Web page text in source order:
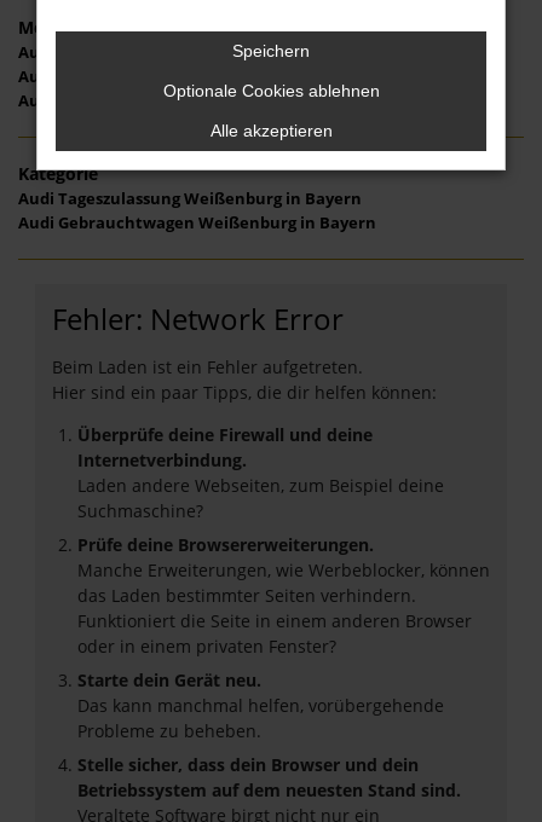
Modelle
Audi A3 Weißenburg in Bayern
Audi A4 Weißenburg in Bayern
Audi Q2 Weißenburg in Bayern
Kategorie
Audi Tageszulassung Weißenburg in Bayern
Audi Gebrauchtwagen Weißenburg in Bayern
Fehler: Network Error
Beim Laden ist ein Fehler aufgetreten.
Hier sind ein paar Tipps, die dir helfen können:
Überprüfe deine Firewall und deine
Internetverbindung.
Laden andere Webseiten, zum Beispiel deine
Suchmaschine?
Prüfe deine Browsererweiterungen.
Manche Erweiterungen, wie Werbeblocker, können
das Laden bestimmter Seiten verhindern.
Funktioniert die Seite in einem anderen Browser
oder in einem privaten Fenster?
Starte dein Gerät neu.
Das kann manchmal helfen, vorübergehende
Probleme zu beheben.
Stelle sicher, dass dein Browser und dein
Betriebssystem auf dem neuesten Stand sind.
Veraltete Software birgt nicht nur ein
Speichern
Optionale Cookies ablehnen
Alle akzeptieren